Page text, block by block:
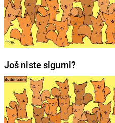
Još niste sigurni?